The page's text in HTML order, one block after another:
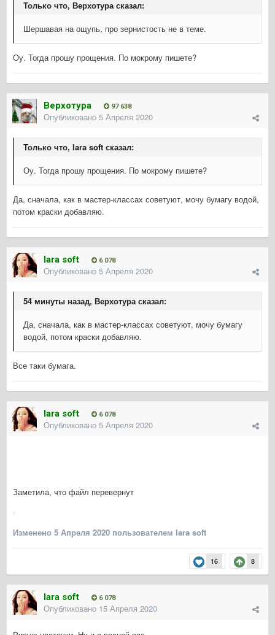
Только что, Верхотура сказал:
Шершавая на ощупь, про зернистость не в теме.
Оу. Тогда прошу прощения. По мокрому пишете?
Верхотура 97 638
Опубликовано 5 Апреля 2020
Только что, lara soft сказал:
Оу. Тогда прошу прощения. По мокрому пишете?
Да, сначала, как в мастер-классах советуют, мочу бумагу водой,
потом краски добавляю.
lara soft 6 078
Опубликовано 5 Апреля 2020
54 минуты назад, Верхотура сказал:
Да, сначала, как в мастер-классах советуют, мочу бумагу
водой, потом краски добавляю.
Все таки бумага.
lara soft 6 078
Опубликовано 5 Апреля 2020
Заметила, что файл перевернут
Изменено 5 Апреля 2020 пользователем lara soft
16 8
lara soft 6 078
Опубликовано 15 Апреля 2020